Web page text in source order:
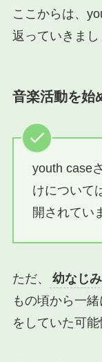
ここからは、
返っていきまし
音楽活動を始
youth case
けについて
開されてい
ただ、 幼なじ
もの頃から一
をしていた可能